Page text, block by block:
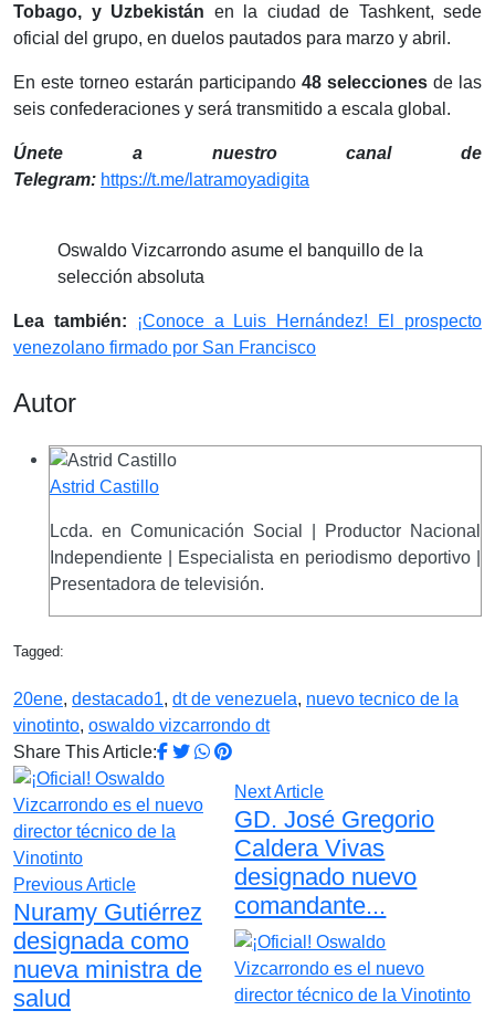
Tobago, y Uzbekistán en la ciudad de Tashkent, sede
oficial del grupo, en duelos pautados para marzo y abril.
En este torneo estarán participando 48 selecciones de las
seis confederaciones y será transmitido a escala global.
Únete a nuestro canal de
Telegram: https://t.me/latramoyadigita
Oswaldo Vizcarrondo asume el banquillo de la
selección absoluta
Lea también:
¡Conoce a Luis Hernández! El prospecto
venezolano firmado por San Francisco
Autor
Astrid Castillo
Lcda. en Comunicación Social | Productor Nacional
Independiente | Especialista en periodismo deportivo |
Presentadora de televisión.
Tagged:
20ene, destacado1, dt de venezuela, nuevo tecnico de la
vinotinto, oswaldo vizcarrondo dt
Share This Article:
Previous Article
Nuramy Gutiérrez
designada como
nueva ministra de
salud
Next Article
GD. José Gregorio
Caldera Vivas
designado nuevo
comandante...